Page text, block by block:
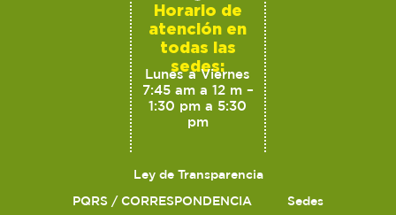
Horario de
atención en
todas las
sedes:
Lunes a Viernes
7:45 am a 12 m –
1:30 pm a 5:30
pm
Ley de Transparencia
PQRS / CORRESPONDENCIA
Sedes